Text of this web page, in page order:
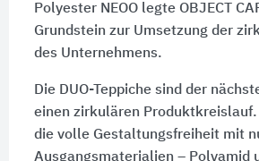
Polyester NEOO legte OBJECT
Grundstein zur Umsetzung der
des Unternehmens.
Die DUO-Teppiche sind der
einen zirkulären
die volle Gestaltungsfreiheit mit
Ausgangsmaterialien – Polyamid